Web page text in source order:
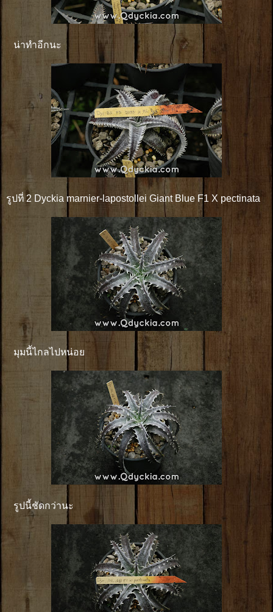
น่าทำอีกนะ
รูปที่ 2 Dyckia marnier-lapostollei Giant Blue F1 X pectinata
มุมนี้ไกลไปหน่อย
รูปนี้ชัดกว่านะ